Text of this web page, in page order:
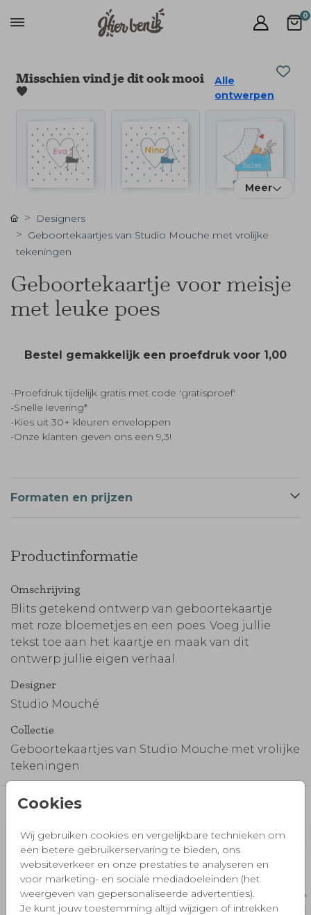
0
Cookies
Wij gebruiken cookies en vergelijkbare technieken om
een betere gebruikerservaring te bieden, ons
websiteverkeer en onze prestaties te analyseren en
voor marketing- en sociale mediadoeleinden (het
weergeven van gepersonaliseerde advertenties).
Je kunt jouw toestemming altijd wijzigen of intrekken
Misschien vind je dit ook mooi
🧡
Alle
ontwerpen
Meer
Designers
Geboortekaartjes van Studio Mouche met vrolijke
tekeningen
Geboortekaartje voor meisje
met leuke poes
Bestel gemakkelijk een proefdruk voor 1,00
-Proefdruk tijdelijk gratis met code 'gratisproef'
-Snelle levering*
-Kies uit 30+ kleuren enveloppen
-Onze klanten geven ons een 9,3!
Formaten en prijzen
Productinformatie
Omschrijving
Blits getekend ontwerp van geboortekaartje
met roze bloemetjes en een poes. Voeg jullie
tekst toe aan het kaartje en maak van dit
ontwerp jullie eigen verhaal.
Designer
Studio Mouché
Collectie
Geboortekaartjes van Studio Mouche met vrolijke
tekeningen
Misschien vind je dit ook mooi 🧡